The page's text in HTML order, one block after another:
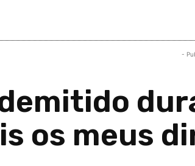
-
os meus